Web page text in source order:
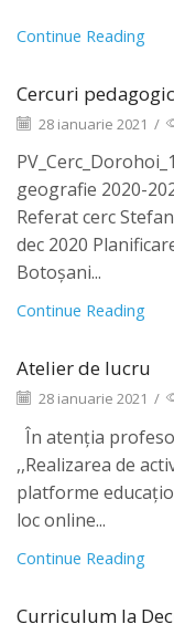
Continue Reading
Cercuri
28 ianuarie 2021 /
geografie 2020-
Referat cerc
dec 2020
Botoșani...
Continue Reading
Atelier de lucru
28 ianuarie 2021 /
În atenția
,,Realizarea de
platforme
loc online...
Continue Reading
Curriculum la